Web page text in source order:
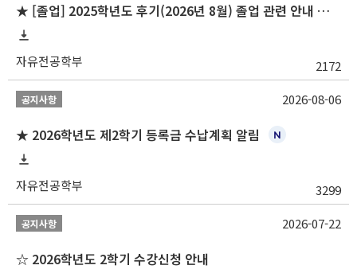
★ [졸업] 2025학년도 후기(2026년 8월) 졸업 관련 안내 및 확정자 명단 공지
자유전공학부 2172
공지사항
★ 2026학년도 제2학기 등록금 수납계획 알림
자유전공학부 3299
2026-08-06
공지사항
☆ 2026학년도 2학기 수강신청 안내
2026-07-22